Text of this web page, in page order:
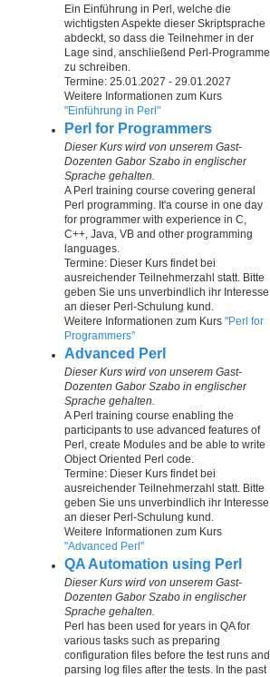
Ein Einführung in Perl, welche die
wichtigsten Aspekte dieser Skriptsprache
abdeckt, so dass die Teilnehmer in der
Lage sind, anschließend Perl-Programme
zu schreiben.
Termine: 25.01.2027 - 29.01.2027
Weitere Informationen zum Kurs
"Einführung in Perl"
Perl for Programmers
Dieser Kurs wird von unserem Gast-
Dozenten Gabor Szabo in englischer
Sprache gehalten.
A Perl training course covering general
Perl programming. It'a course in one day
for programmer with experience in C,
C++, Java, VB and other programming
languages.
Termine: Dieser Kurs findet bei
ausreichender Teilnehmerzahl statt. Bitte
geben Sie uns unverbindlich ihr Interesse
an dieser Perl-Schulung kund.
Weitere Informationen zum Kurs "Perl for
Programmers"
Advanced Perl
Dieser Kurs wird von unserem Gast-
Dozenten Gabor Szabo in englischer
Sprache gehalten.
A Perl training course enabling the
participants to use advanced features of
Perl, create Modules and be able to write
Object Oriented Perl code.
Termine: Dieser Kurs findet bei
ausreichender Teilnehmerzahl statt. Bitte
geben Sie uns unverbindlich ihr Interesse
an dieser Perl-Schulung kund.
Weitere Informationen zum Kurs
"Advanced Perl"
QA Automation using Perl
Dieser Kurs wird von unserem Gast-
Dozenten Gabor Szabo in englischer
Sprache gehalten.
Perl has been used for years in QA for
various tasks such as preparing
configuration files before the test runs and
parsing log files after the tests. In the past